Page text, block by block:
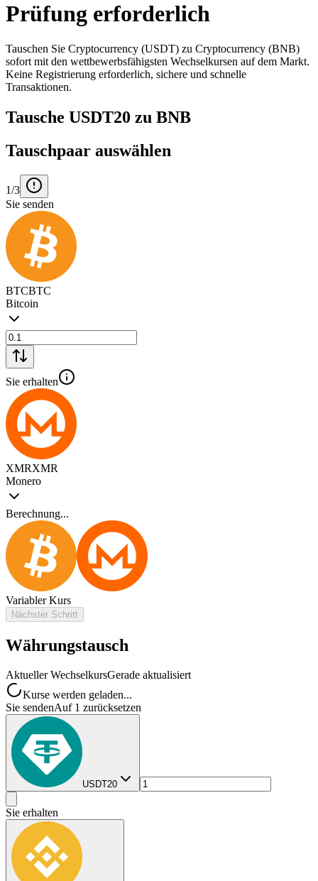
Prüfung erforderlich
Tauschen Sie Cryptocurrency (USDT) zu Cryptocurrency (BNB)
sofort mit den wettbewerbsfähigsten Wechselkursen auf dem Markt.
Keine Registrierung erforderlich, sichere und schnelle
Transaktionen.
Tausche USDT20 zu BNB
Tauschpaar auswählen
1/3
Sie senden
BTCBTC
Bitcoin
Sie erhalten
XMRXMR
Monero
Berechnung...
Variabler Kurs
Nächster Schritt
Währungstausch
Aktueller WechselkursGerade aktualisiert
Kurse werden geladen...
Sie sendenAuf 1 zurücksetzen
USDT20
Sie erhalten